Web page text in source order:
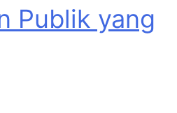
Publik yang